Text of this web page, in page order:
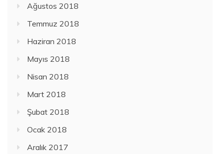
Ağustos 2018
Temmuz 2018
Haziran 2018
Mayıs 2018
Nisan 2018
Mart 2018
Şubat 2018
Ocak 2018
Aralık 2017